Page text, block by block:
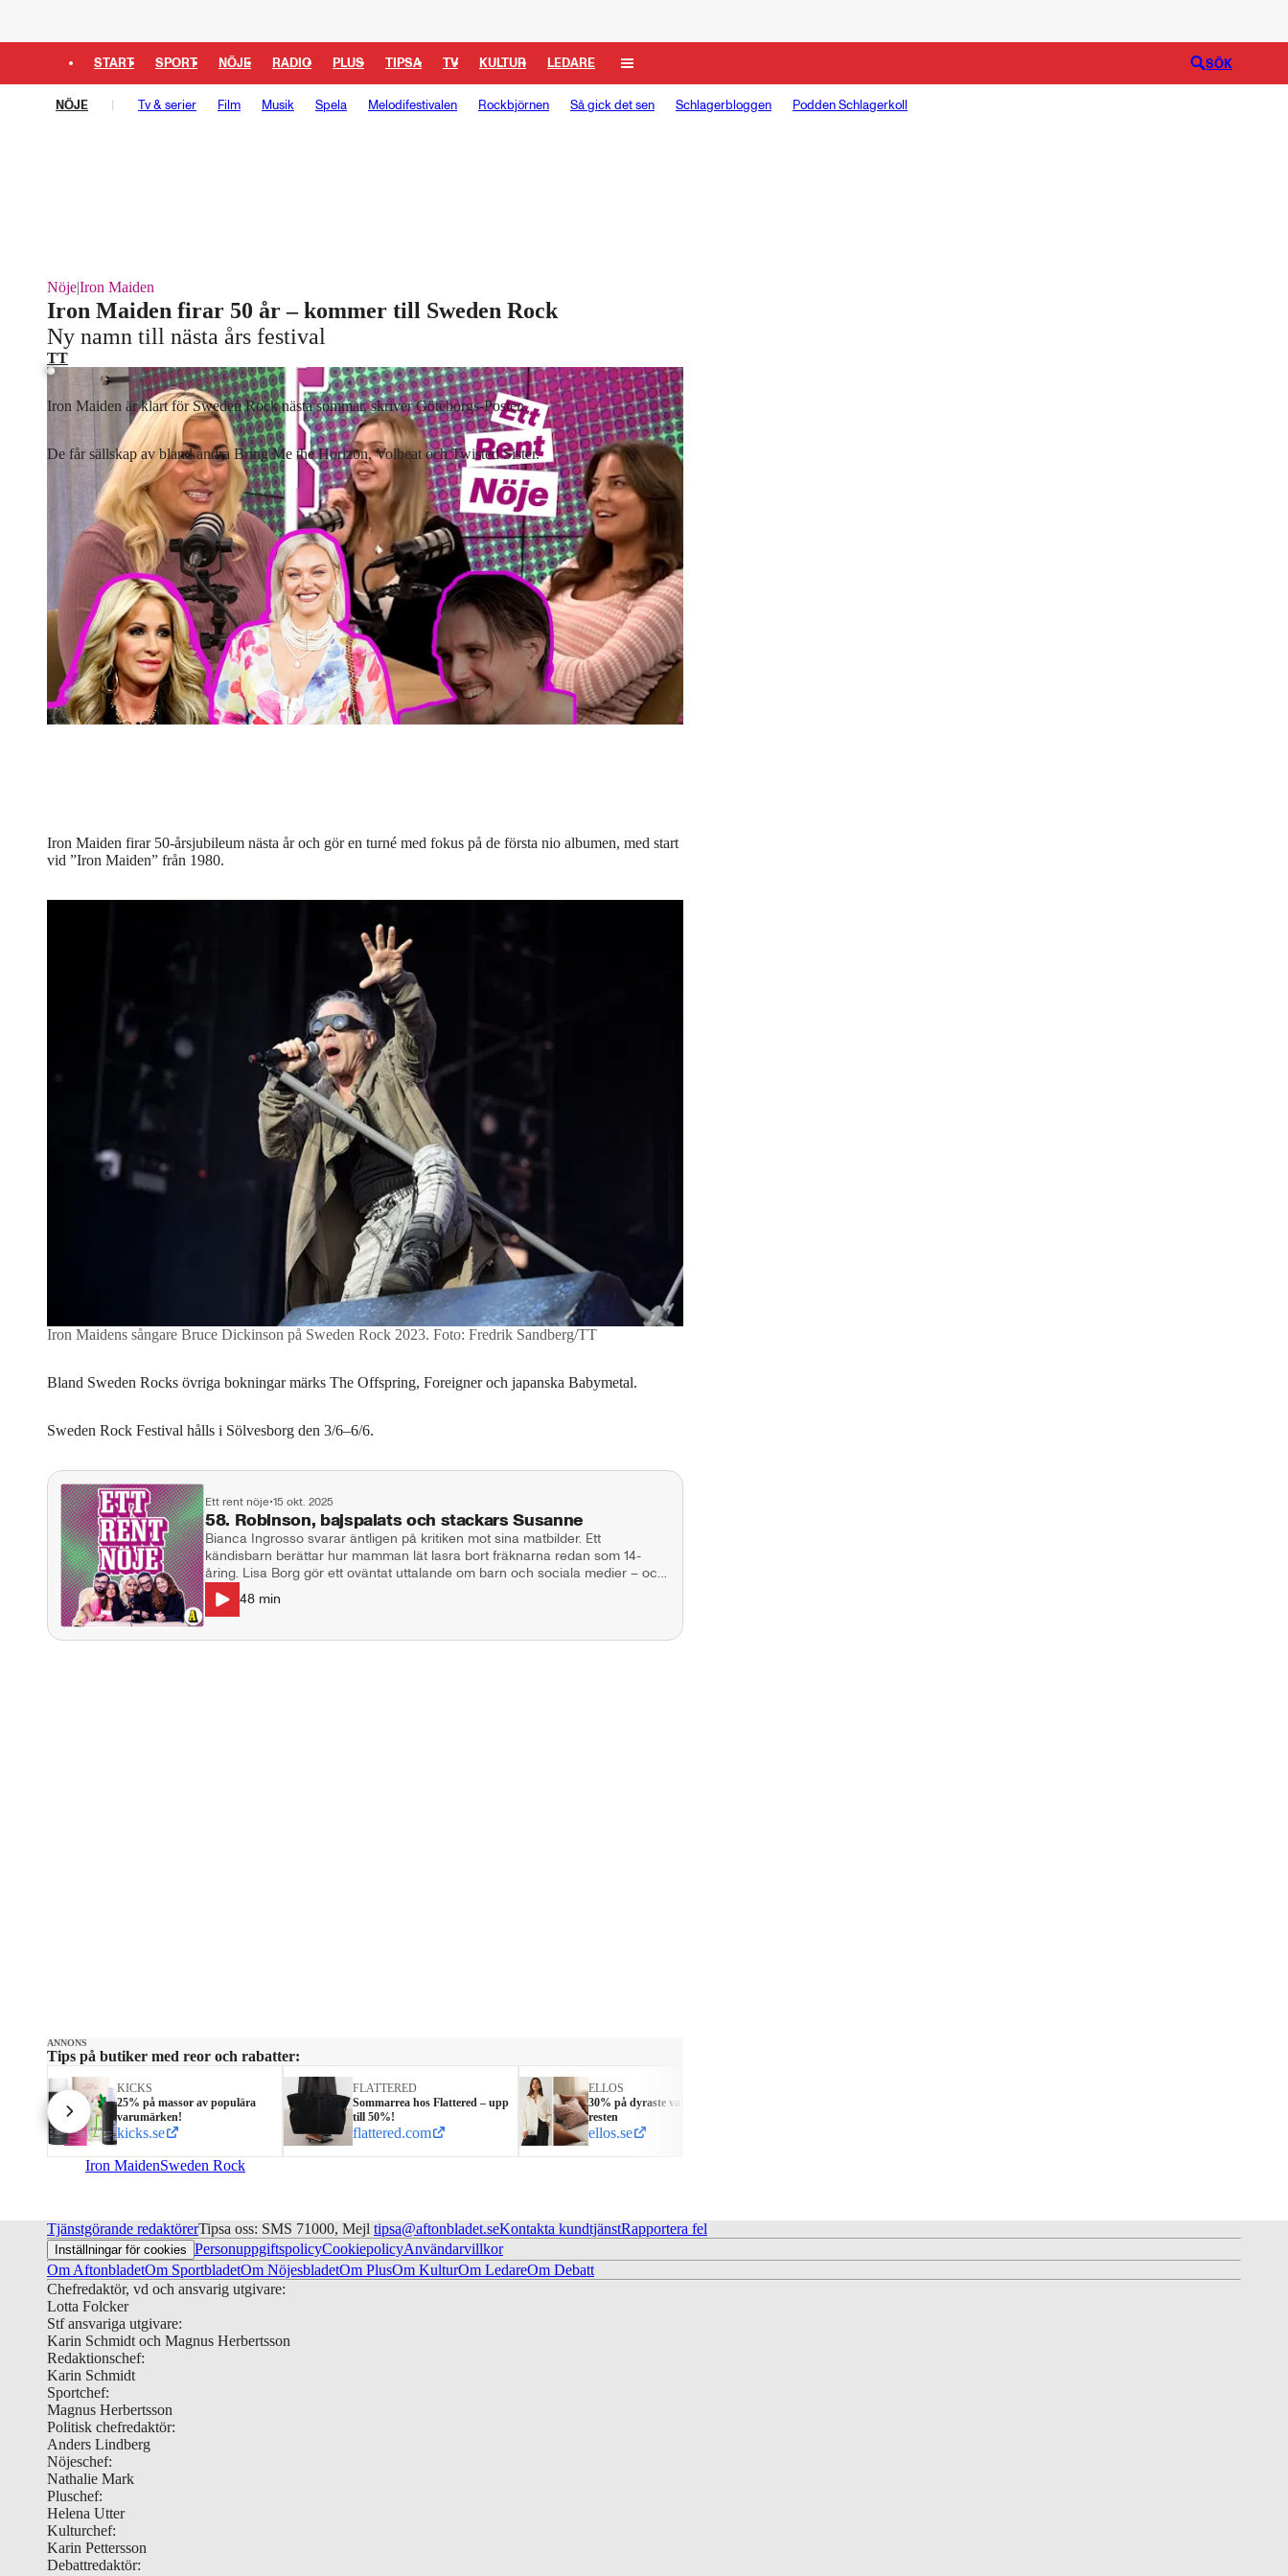
START SPORT NÖJE RADIO PLUS TIPSA TV KULTUR LEDARE SÖK
NÖJE Tv & serier Film Musik Spela Melodifestivalen Rockbjörnen Så gick det sen Schlagerbloggen Podden Schlagerkoll
Nöje|Iron Maiden
Iron Maiden firar 50 år – kommer till Sweden Rock
Ny namn till nästa års festival
TT
Iron Maiden är klart för Sweden Rock nästa sommar, skriver Göteborgs-Posten.
De får sällskap av bland andra Bring Me the Horizon, Volbeat och Twisted Sister.
Iron Maiden firar 50-årsjubileum nästa år och gör en turné med fokus på de första nio albumen, med start
vid ”Iron Maiden” från 1980.
Iron Maidens sångare Bruce Dickinson på Sweden Rock 2023. Foto: Fredrik Sandberg/TT
Bland Sweden Rocks övriga bokningar märks The Offspring, Foreigner och japanska Babymetal.
Sweden Rock Festival hålls i Sölvesborg den 3/6–6/6.
Ett rent nöje•15 okt. 2025
58. Robinson, bajspalats och stackars Susanne
Bianca Ingrosso svarar äntligen på kritiken mot sina matbilder. Ett
kändisbarn berättar hur mamman lät lasra bort fräknarna redan som 14-
åring. Lisa Borg gör ett oväntat uttalande om barn och sociala medier – och
vi reder ut varför vissa ansikten i årets Robinson känns lite väl bekanta. I
studion: Natalie Demirian Genna, Hilda Boman, Annie Månsson. Producent:
48 min
ANNONS
Tips på butiker med reor och rabatter:
KICKS
25% på massor av populära
varumärken!
kicks.se
FLATTERED
Sommarrea hos Flattered – upp
till 50%!
flattered.com
ELLOS
30% på dyraste varan + 15% på
resten
ellos.se
Iron MaidenSweden Rock
Tjänstgörande redaktörerTipsa oss: SMS 71000, Mejl tipsa@aftonbladet.seKontakta kundtjänstRapportera fel
Inställningar för cookies PersonuppgiftspolicyCookiepolicyAnvändarvillkor
Om AftonbladetOm SportbladetOm NöjesbladetOm PlusOm KulturOm LedareOm Debatt
Chefredaktör, vd och ansvarig utgivare:
Lotta Folcker
Stf ansvariga utgivare:
Karin Schmidt och Magnus Herbertsson
Redaktionschef:
Karin Schmidt
Sportchef:
Magnus Herbertsson
Politisk chefredaktör:
Anders Lindberg
Nöjeschef:
Nathalie Mark
Pluschef:
Helena Utter
Kulturchef:
Karin Pettersson
Debattredaktör: